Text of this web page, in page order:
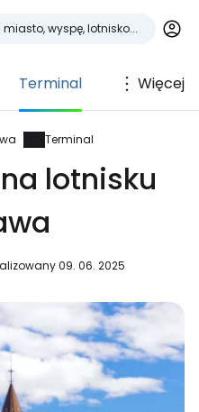
Terminal Więcej
Terminal
lotnisku
09. 06. 2025
do
podróżniczej
Facebookiem
e-mailem